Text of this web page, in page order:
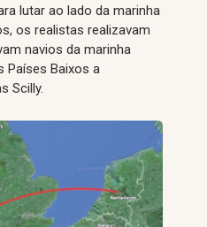
lutar ao lado da marinha
os realistas realizavam
navios da marinha
Países Baixos a
Scilly.